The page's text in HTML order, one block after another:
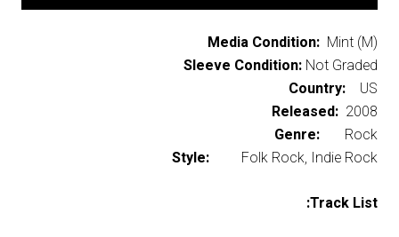
Media Condition: Mint (M)
Sleeve Condition: Not Graded
Country: US
Released: 2008
Genre: Rock
Style: Folk Rock, Indie Rock
Track List: